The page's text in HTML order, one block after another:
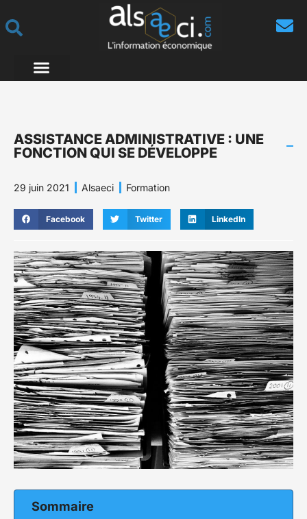
ASSISTANCE ADMINISTRATIVE : UNE
FONCTION QUI SE DÉVELOPPE
29 juin 2021 Alsaeci Formation
Facebook Twitter LinkedIn
Sommaire